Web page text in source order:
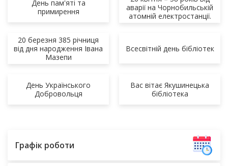
День пам'яті та
примирення
аварії на Чорнобильській
атомній електростанції.
20 березня 385 річниця
від дня народження Івана
Мазепи
Всесвітній день бібліотек
День Українського
Добровольця
Вас вітає Якушинецька
бібліотека
Графік роботи